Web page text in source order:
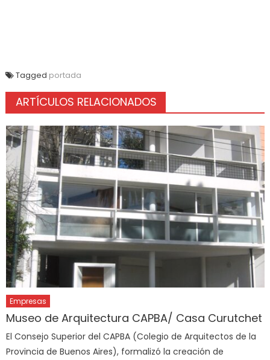
Tagged portada
ARTÍCULOS RELACIONADOS
Empresas
Museo de Arquitectura CAPBA/ Casa Curutchet
El Consejo Superior del CAPBA (Colegio de Arquitectos de la
Provincia de Buenos Aires), formalizó la creación de